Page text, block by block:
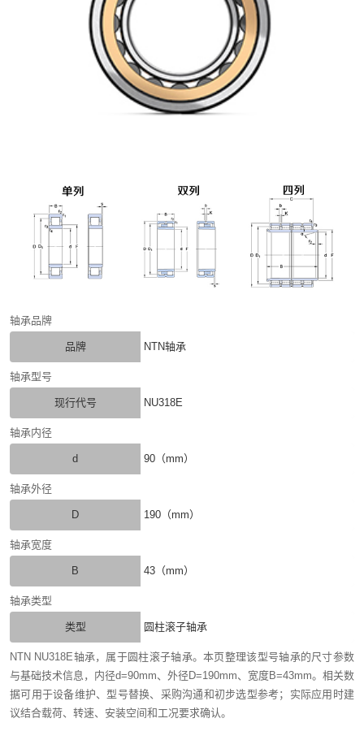
轴承品牌
品牌 NTN轴承
轴承型号
现行代号 NU318E
轴承内径
d 90（mm）
轴承外径
D 190（mm）
轴承宽度
B 43（mm）
轴承类型
类型 圆柱滚子轴承
NTN NU318E轴承，属于圆柱滚子轴承。本页整理该型号轴承的尺寸参数
与基础技术信息，内径d=90mm、外径D=190mm、宽度B=43mm。相关数
据可用于设备维护、型号替换、采购沟通和初步选型参考；实际应用时建
议结合载荷、转速、安装空间和工况要求确认。